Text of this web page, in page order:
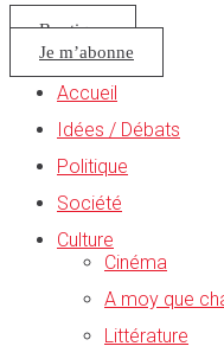
Boutique
Je m’abonne
Accueil
Idées / Débats
Politique
Société
Culture
Cinéma
A moy que
Littérature